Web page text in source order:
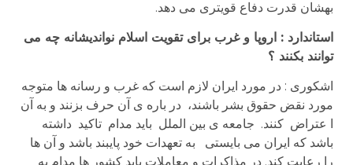
بهشان قدرت دفاع قویتری می دهد.
استاندارد : اروپا و غرب برای تقویت اسلام نواندیشانه چه می
توانند بکنند ؟
اشکوری : در مورد ایران لازم است که غرب و رسانه ها متوجه
مورد نقض حقوق بشر باشند، در باره ی آن حرف بزنند و به آن
ا عتراض کنند. جامعه ی بین الملل باید مدام تاکید داشته
باشد که ایران می بایستی به تعهدات خود پایبند باشد و آن ها
را رعایت کند. در مذاکرات و معاملات باید کشور ها مدام به